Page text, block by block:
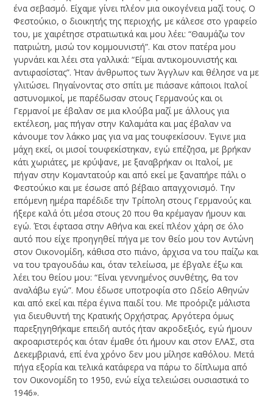
ένα σεβασμό. Είχαμε γίνει πλέον μια οικογένεια μαζί τους. Ο
Φεστούκιο, ο διοικητής της περιοχής, με κάλεσε στο γραφείο
του, με χαιρέτησε στρατιωτικά και μου λέει: “Θαυμάζω τον
πατριώτη, μισώ τον κομμουνιστή”. Και στον πατέρα μου
γυρνάει και λέει στα γαλλικά: “Είμαι αντικομουνιστής και
αντιφασίστας”. Ήταν άνθρωπος των Άγγλων και θέλησε να με
γλιτώσει. Πηγαίνοντας στο σπίτι με πιάσανε κάποιοι Ιταλοί
αστυνομικοί, με παρέδωσαν στους Γερμανούς και οι
Γερμανοί με έβαλαν σε μια κλούβα μαζί με άλλους για
εκτέλεση, μας πήγαν στην Καλαμάτα και μας έβαλαν να
κάνουμε τον λάκκο μας για να μας τουφεκίσουν. Έγινε μια
μάχη εκεί, οι μισοί τουφεκίστηκαν, εγώ επέζησα, με βρήκαν
κάτι χωριάτες, με κρύψανε, με ξαναβρήκαν οι Ιταλοί, με
πήγαν στην Κομαντατούρ και από εκεί με ξαναπήρε πάλι ο
Φεστούκιο και με έσωσε από βέβαιο απαγχονισμό. Την
επόμενη ημέρα παρέδιδε την Τρίπολη στους Γερμανούς και
ήξερε καλά ότι μέσα στους 20 που θα κρέμαγαν ήμουν και
εγώ. Έτσι έφτασα στην Αθήνα και εκεί πλέον χάρη σε όλο
αυτό που είχε προηγηθεί πήγα με τον θείο μου τον Αντώνη
στον Οικονομίδη, κάθισα στο πιάνο, άρχισα να του παίζω και
να του τραγουδάω και, όταν τελείωσα, με έβγαλε έξω και
λέει του θείου μου: “Είναι γεννημένος συνθέτης, θα τον
αναλάβω εγώ”. Μου έδωσε υποτροφία στο Ωδείο Αθηνών
και από εκεί και πέρα έγινα παιδί του. Με προόριζε μάλιστα
για διευθυντή της Κρατικής Ορχήστρας. Αργότερα όμως
παρεξηγηθήκαμε επειδή αυτός ήταν ακροδεξιός, εγώ ήμουν
ακροαριστερός και όταν έμαθε ότι ήμουν και στον ΕΛΑΣ, στα
Δεκεμβριανά, επί ένα χρόνο δεν μου μίλησε καθόλου. Μετά
πήγα εξορία και τελικά κατάφερα να πάρω το δίπλωμα από
τον Οικονομίδη το 1950, ενώ είχα τελειώσει ουσιαστικά το
1946».